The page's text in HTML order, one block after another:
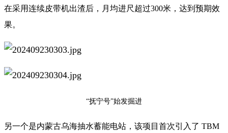
在采用连续皮带机出渣后，月均进尺超过300米，达到预期效
果。
“抚宁号”始发掘进
另一个是内蒙古乌海抽水蓄能电站，该项目首次引入了 TBM